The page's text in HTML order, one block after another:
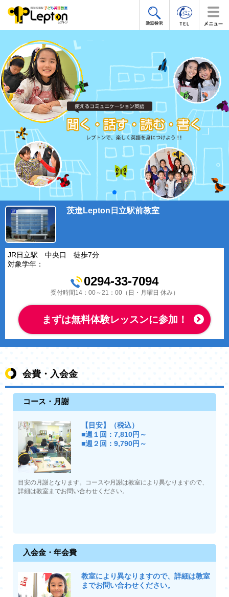
茨進Lepton日立駅前教室
JR日立駅 中央口 徒歩7分
対象学年：
0294-33-7094
受付時間14：00～21：00（日・月曜日 休み）
まずは無料体験レッスンに参加！
会費・入会金
コース・月謝
【目安】（税込）
■週１回：7,810円～
■週２回：9,790円～
目安の月謝となります。コースや月謝は教室により異なりますので、
詳細は教室までお問い合わせください。
入会金・年会費
教室により異なりますので、詳細は教室
までお問い合わせください。